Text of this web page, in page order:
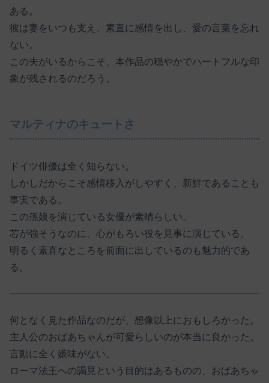
ある。
彼は妻をいつも支え、素直に感情を出し、愛の言葉を忘れ
ない。
この夫がいるからこそ、本作品の穏やかでハートフルな印
象が残されるのだろう。
マルティナのキュートさ
ドイツ俳優は全く知らない。
しかしだからこそ感情移入がしやすく、新鮮であることも
事実である。
この孫娘を演じている女優が素晴らしい。
芯が強そうなのに、心がもろい役を見事に演じている。
明るく素直なところを前面に出しているのも魅力的であ
る。
何となく見た作品なのだが、想像以上におもしろかった。
主人公のおばあちゃんが可愛らしいのが本当に良かった。
言動に全く嫌味がない。
ローマ法王への謁見という目的はあるものの、おばあちゃ